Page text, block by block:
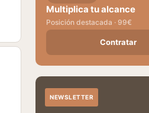
Multiplica tu alcance
Posición destacada · 99€
Contratar
NEWSLETTER